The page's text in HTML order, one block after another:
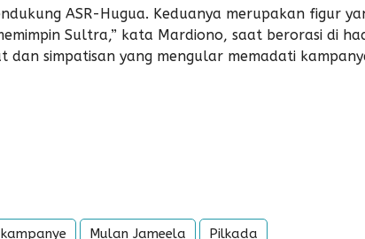
ASR-Hugua. Keduanya merupakan figur
Sultra,” kata Mardiono, saat berorasi di
dan simpatisan yang mengular memadati
kampanye Mulan Jameela Pilkada